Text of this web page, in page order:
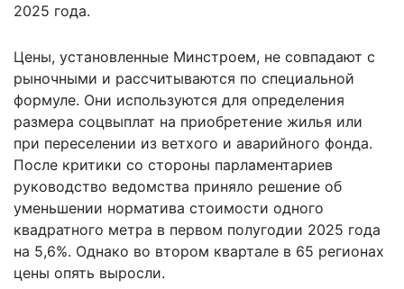
2025 года.
Цены, установленные Минстроем, не совпадают с
рыночными и рассчитываются по специальной
формуле. Они используются для определения
размера соцвыплат на приобретение жилья или
при переселении из ветхого и аварийного фонда.
После критики со стороны парламентариев
руководство ведомства приняло решение об
уменьшении норматива стоимости одного
квадратного метра в первом полугодии 2025 года
на 5,6%. Однако во втором квартале в 65 регионах
цены опять выросли.